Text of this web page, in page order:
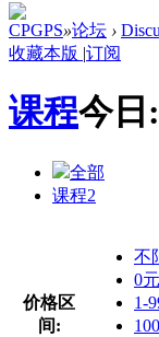
CPGPS»论坛 ›
收藏本版 |订阅
课程今日:
全部
课程2
价格区
间:
不
0元
1-